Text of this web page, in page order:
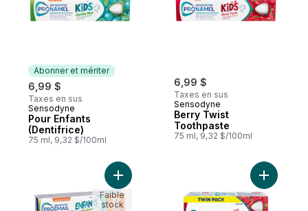
Abonner et mériter
6,99 $
Taxes en sus
Abonner et mériter
Sensodyne
Pour Enfants
(Dentifrice)
75 ml, 9,32 $/100ml
6,99 $
Taxes en sus
Sensodyne
Berry Twist
Toothpaste
75 ml, 9,32 $/100ml
Ajouter Pour Enfants Emballage Duo au
Faible
stock
Ajouter